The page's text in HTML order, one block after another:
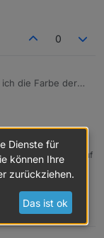
0
die Farbe der
in blau
haben.
der Doku auf
"^" klicken.
0
Dienste für
können Ihre
zurückziehen.
Das ist ok